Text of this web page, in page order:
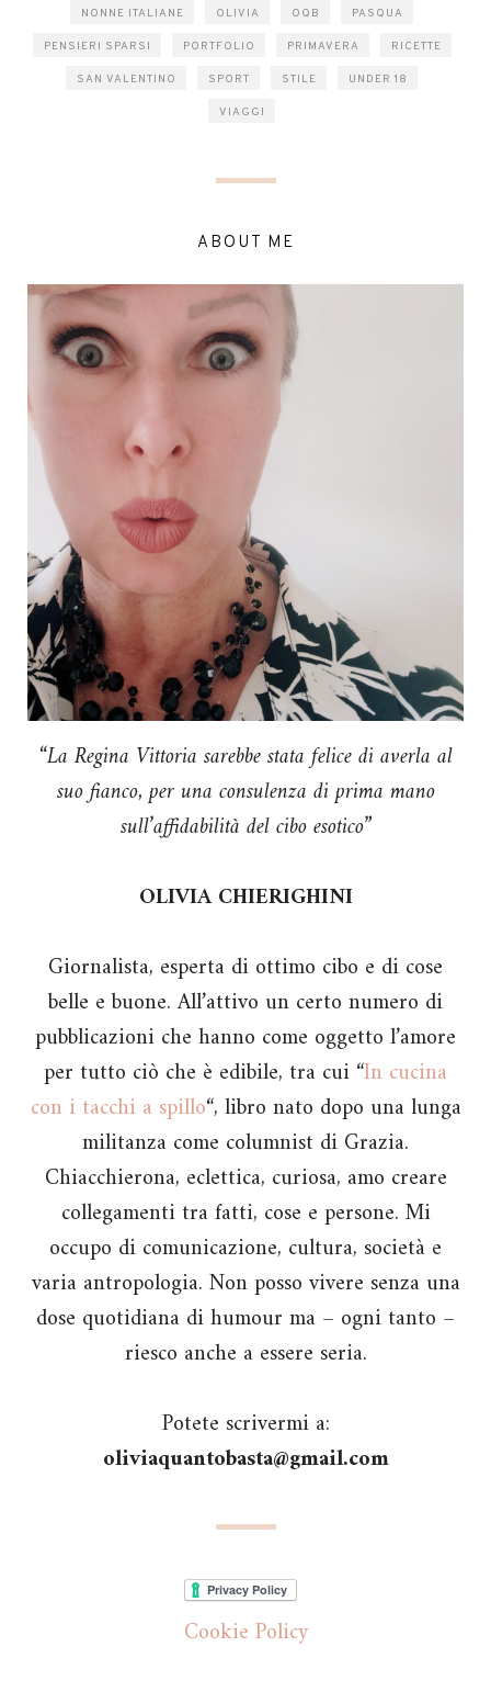
NONNE ITALIANE OLIVIA OQB PASQUA
PENSIERI SPARSI PORTFOLIO PRIMAVERA RICETTE
SAN VALENTINO SPORT STILE UNDER 18
VIAGGI
ABOUT ME
“La Regina Vittoria sarebbe stata felice di averla al
suo fianco, per una consulenza di prima mano
sull’affidabilità del cibo esotico”
OLIVIA CHIERIGHINI
Giornalista, esperta di ottimo cibo e di cose
belle e buone. All’attivo un certo numero di
pubblicazioni che hanno come oggetto l’amore
per tutto ciò che è edibile, tra cui “In cucina
con i tacchi a spillo“, libro nato dopo una lunga
militanza come columnist di Grazia.
Chiacchierona, eclettica, curiosa, amo creare
collegamenti tra fatti, cose e persone. Mi
occupo di comunicazione, cultura, società e
varia antropologia. Non posso vivere senza una
dose quotidiana di humour ma – ogni tanto –
riesco anche a essere seria.
Potete scrivermi a:
oliviaquantobasta@gmail.com
Cookie Policy